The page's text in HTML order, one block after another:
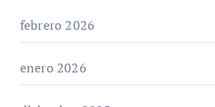
febrero 2026
enero 2026